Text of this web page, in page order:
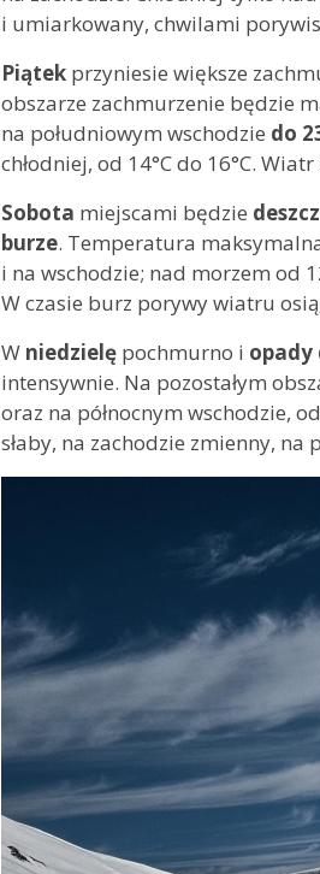
i umiarkowany, chwilami
Piątek przyniesie większe
obszarze zachmurzenie będzie
na południowym wschodzie do
chłodniej, od 14°C do 16°C.
Sobota miejscami będzie
burze. Temperatura
i na wschodzie; nad morzem od
W czasie burz porywy wiatru
W niedzielę pochmurno i opady
intensywnie. Na pozostałym
oraz na północnym wschodzie,
słaby, na zachodzie zmienny, na